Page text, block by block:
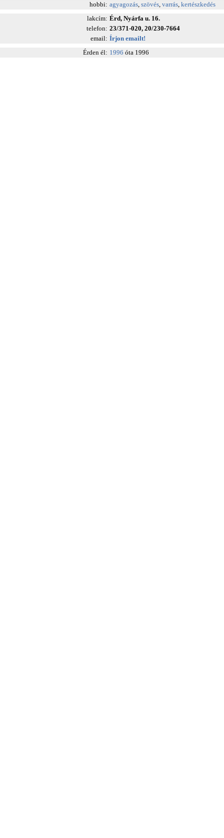
hobbi: agyagozás, szövés, varrás, kertészkedés
lakcím: Érd, Nyárfa u. 16.
telefon: 23/371-020, 20/230-7664
email: Írjon emailt!
Érden él: 1996 óta 1996